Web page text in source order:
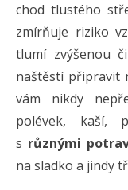
chod tlustého
zmírňuje riziko
tlumí zvýšenou
naštěstí připravit
vám nikdy
polévek, kaší,
s různými
na sladko a jindy